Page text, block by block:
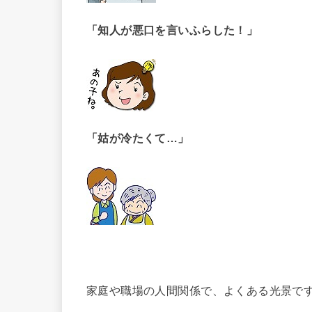
「知人が悪口を言いふらした！」
「姑が冷たくて…」
家庭や職場の人間関係で、よくある光景で